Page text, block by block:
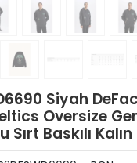
Siyah
Oversize
Sırt Baskılı